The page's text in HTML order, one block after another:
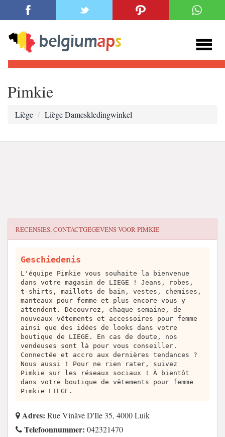
Pimkie
Liège Liège Dameskledingwinkel
RECENSIES, CONTACTGEGEVENS VOORPIMKIE
Geschiedenis
L'équipe Pimkie vous souhaite la bienvenue
dans votre magasin de LIEGE ! Jeans, robes,
t-shirts, maillots de bain, vestes, chemises,
manteaux pour femme et plus encore vous y
attendent. Découvrez, chaque semaine, de
nouveaux vêtements et accessoires pour femme
ainsi que des idées de looks dans votre
boutique de LIEGE. En cas de doute, nos
vendeuses sont là pour vous conseiller.
Connectée et accro aux dernières tendances ?
Nous aussi ! Pour ne rien rater, suivez
Pimkie sur les réseaux sociaux ! À bientôt
dans votre boutique de vêtements pour femme
Pimkie LIEGE.
Adres: Rue Vinâve D'Ile 35, 4000 Luik
Telefoonnummer: 042321470